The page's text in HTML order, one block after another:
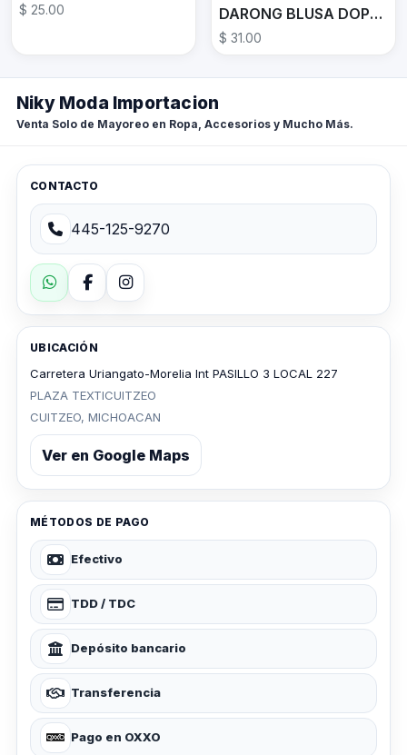
$ 25.00 DARONG BLUSA DOP14064
$ 31.00
Niky Moda Importacion
Venta Solo de Mayoreo en Ropa, Accesorios y Mucho Más.
CONTACTO
445-125-9270
UBICACIÓN
Carretera Uriangato-Morelia Int PASILLO 3 LOCAL 227
PLAZA TEXTICUITZEO
CUITZEO, MICHOACAN
Ver en Google Maps
MÉTODOS DE PAGO
Efectivo
TDD / TDC
Depósito bancario
Transferencia
Pago en OXXO